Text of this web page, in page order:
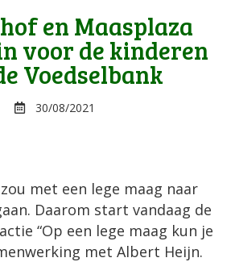
en Maasplaza
voor de kinderen
Voedselbank
30/08/2021
met een lege maag naar
Daarom start vandaag de
“Op een lege maag kun je
met Albert Heijn.